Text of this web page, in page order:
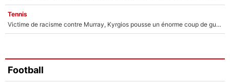
Tennis
Victime de racisme contre Murray, Kyrgios pousse un énorme coup de gueule !
Football